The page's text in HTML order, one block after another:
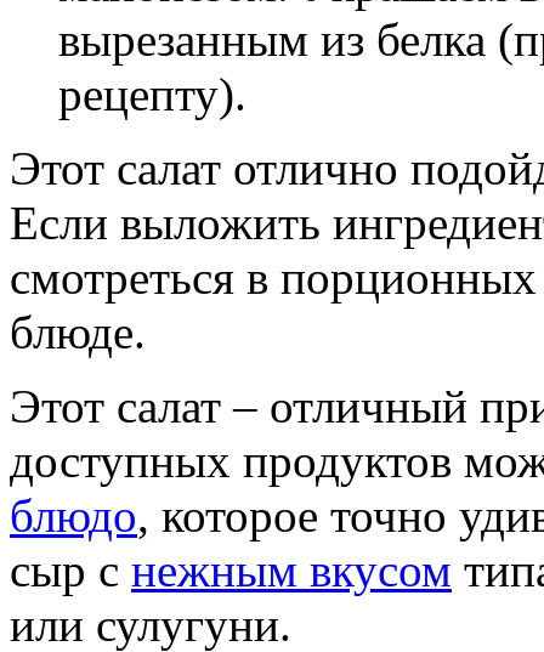
вырезанным из белка
рецепту).
Этот салат отлично
Если выложить
смотреться в
блюде.
Этот салат – отличный
доступных продуктов
блюдо, которое точно
сыр с нежным вкусом
или сулугуни.